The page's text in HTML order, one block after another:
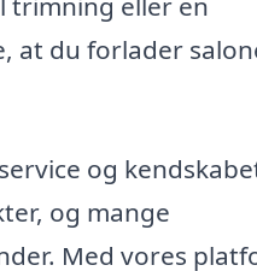
at du forlader
og
og mange
Med vores